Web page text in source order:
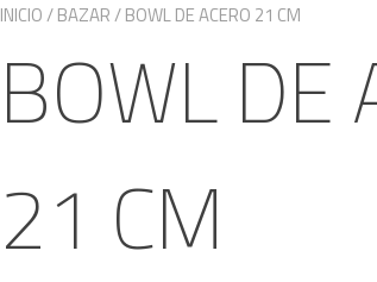
INICIO/BAZAR/ BOWL DE ACERO 21 CM
BOWL DE
21 CM